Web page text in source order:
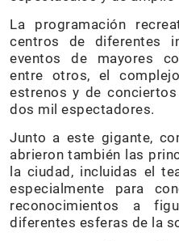
La programación
centros de diferentes
eventos de mayores
entre otros, el
estrenos y de
dos mil espectadores.
Junto a este gigante,
abrieron también las
la ciudad, incluidas el
especialmente para
reconocimientos a
diferentes esferas de la